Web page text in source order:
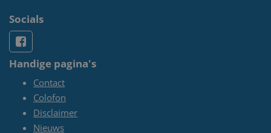
Socials
Handige pagina's
Contact
Colofon
Disclaimer
Nieuws